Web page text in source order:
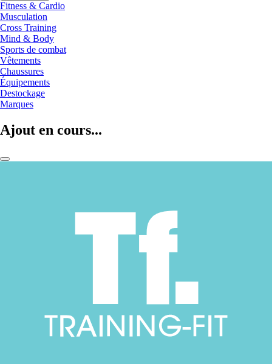
Fitness & Cardio
Musculation
Cross Training
Mind & Body
Sports de combat
Vêtements
Chaussures
Équipements
Destockage
Marques
Ajout en cours...